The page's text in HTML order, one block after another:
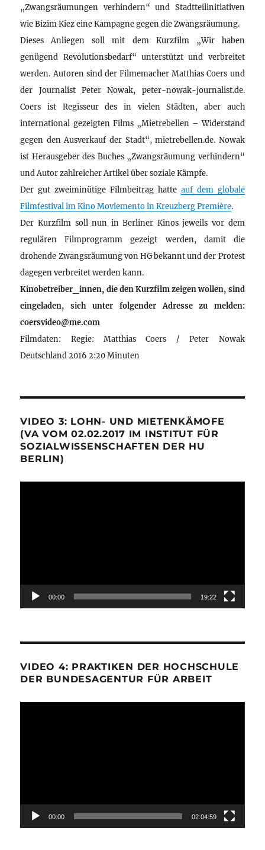
„Zwangsräumungen verhindern“ und Stadtteilinitiativen
wie Bizim Kiez eine Kampagne gegen die Zwangsräumung.
Dieses Anliegen soll mit dem Kurzfilm „Wir haben
genügend Revolutionsbedarf“ unterstützt und verbreitet
werden. Autoren sind der Filmemacher Matthias Coers und
der Journalist Peter Nowak, peter-nowak-journalist.de.
Coers ist Regisseur des in vielen Städten, aber auch
international gezeigten Films „Mietrebellen – Widerstand
gegen den Ausverkauf der Stadt“, mietrebellen.de. Nowak
ist Herausgeber des Buches „Zwangsräumung verhindern“
und Autor zahlreicher Artikel über soziale Kämpfe.
Der gut zweiminütige Filmbeitrag hatte auf dem globale
Filmfestival im Kino Moviemento in Kreuzberg Première.
Der Kurzfilm soll nun in Berliner Kinos jeweils vor dem
regulären Filmprogramm gezeigt werden, damit die
drohende Zwangsräumung von HG bekannt und der Protest
dagegen verbreitet werden kann.
Kinobetreiber_innen, die den Kurzfilm zeigen wollen, sind
eingeladen, sich unter folgender Adresse zu melden:
coersvideo@me.com
Filmdaten: Regie: Matthias Coers / Peter Nowak
Deutschland 2016 2:20 Minuten
VIDEO 3: LOHN- UND MIETENKÄMOFE
(VA VOM 02.02.2017 IM INSTITUT FÜR
SOZIALWISSENSCHAFTEN DER HU
BERLIN)
00:00 19:22
VIDEO 4: PRAKTIKEN DER HOCHSCHULE
DER BUNDESAGENTUR FÜR ARBEIT
00:00 02:04:59